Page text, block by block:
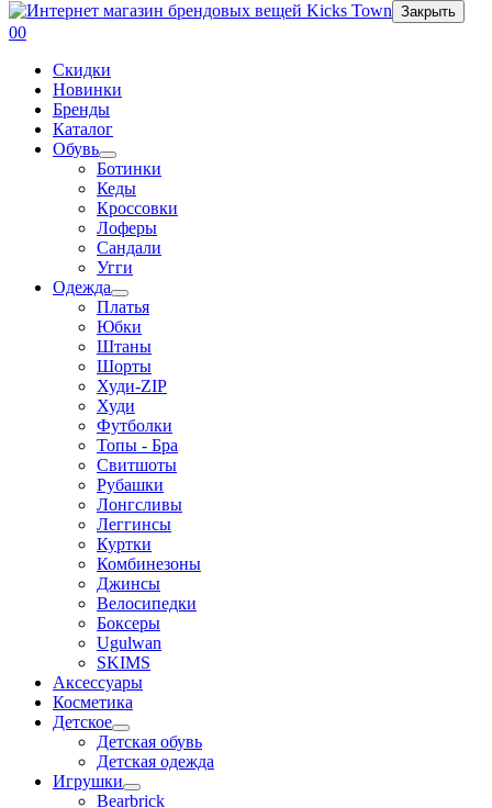
Закрыть
00
Скидки
Новинки
Бренды
Каталог
Обувь
Ботинки
Кеды
Кроссовки
Лоферы
Сандали
Угги
Одежда
Платья
Юбки
Штаны
Шорты
Худи-ZIP
Худи
Футболки
Топы - Бра
Свитшоты
Рубашки
Лонгсливы
Леггинсы
Куртки
Комбинезоны
Джинсы
Велосипедки
Боксеры
Ugulwan
SKIMS
Аксессуары
Косметика
Детское
Детская обувь
Детская одежда
Игрушки
Bearbrick